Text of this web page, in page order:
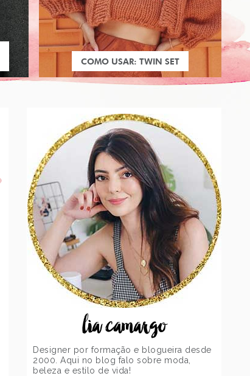
COMO USAR: TWIN SET
lia camargo
Designer por formação e blogueira desde
2000. Aqui no blog falo sobre moda,
beleza e estilo de vida!